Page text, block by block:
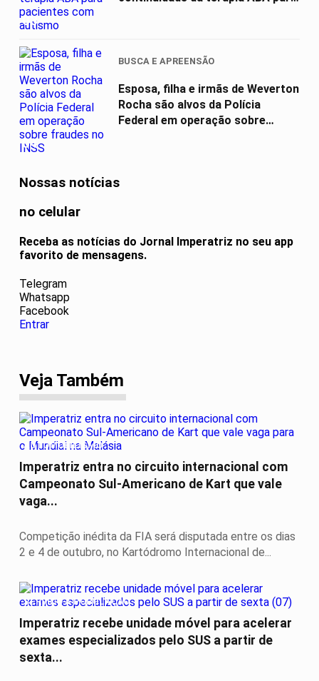
03
04
BUSCA E APREENSÃO
Esposa, filha e irmãs de Weverton
Rocha são alvos da Polícia
Federal em operação sobre
Nossas notícias
no celular
Receba as notícias do Jornal Imperatriz no seu app
favorito de mensagens.
Telegram
Whatsapp
Facebook
Entrar
Veja Também
AUTOMOBILISMO
Imperatriz entra no circuito internacional com
Campeonato Sul-Americano de Kart que vale
vaga...
Competição inédita da FIA será disputada entre os dias
2 e 4 de outubro, no Kartódromo Internacional de...
SERVIÇO A POPULAÇÃO
Imperatriz recebe unidade móvel para acelerar
exames especializados pelo SUS a partir de
sexta...